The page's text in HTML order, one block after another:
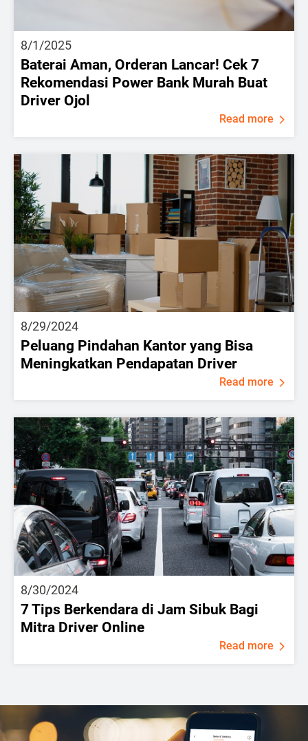
8/1/2025
Baterai Aman, Orderan Lancar! Cek 7
Rekomendasi Power Bank Murah Buat
Driver Ojol
Read more
8/29/2024
Peluang Pindahan Kantor yang Bisa
Meningkatkan Pendapatan Driver
Read more
8/30/2024
7 Tips Berkendara di Jam Sibuk Bagi
Mitra Driver Online
Read more